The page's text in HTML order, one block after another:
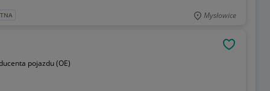
Mysłowice
pojazdu (OE)